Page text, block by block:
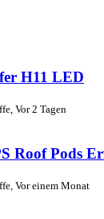
H11 LED
Vor 2 Tagen
Roof Pods
Vor einem Monat